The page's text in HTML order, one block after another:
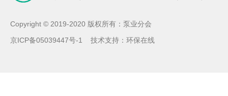
Copyright © 2019-2020 版权所有：泵业分会
京ICP备05039447号-1
技术支持： 环保在线